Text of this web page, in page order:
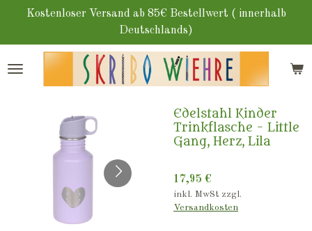
Zum
springen
Kostenloser Versand ab 85€ Bestellwert ( innerhalb
Deutschlands)
Edelstahl Kinder
Trinkflasche - Little
Gang, Herz, Lila
17,95 €
inkl. MwSt zzgl.
Versandkosten